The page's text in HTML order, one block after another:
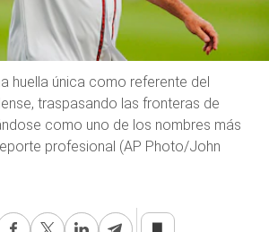
huella única como referente del
traspasando las fronteras de
como uno de los nombres más
profesional (AP Photo/John